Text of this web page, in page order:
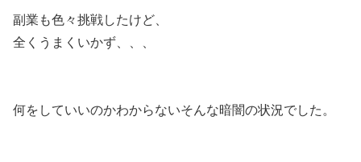
副業も色々挑戦したけど、
全くうまくいかず、、、
何をしていいのかわからないそんな暗闇の状況でした。